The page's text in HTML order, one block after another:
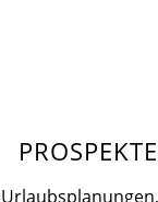
PROSPEKTE